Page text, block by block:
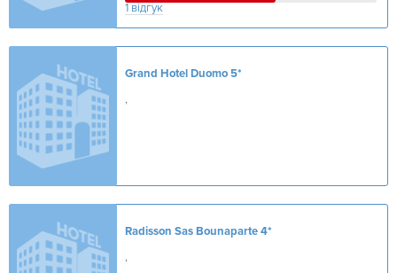
1 відгук
Grand Hotel Duomo5*
,
Radisson Sas Bounaparte4*
,